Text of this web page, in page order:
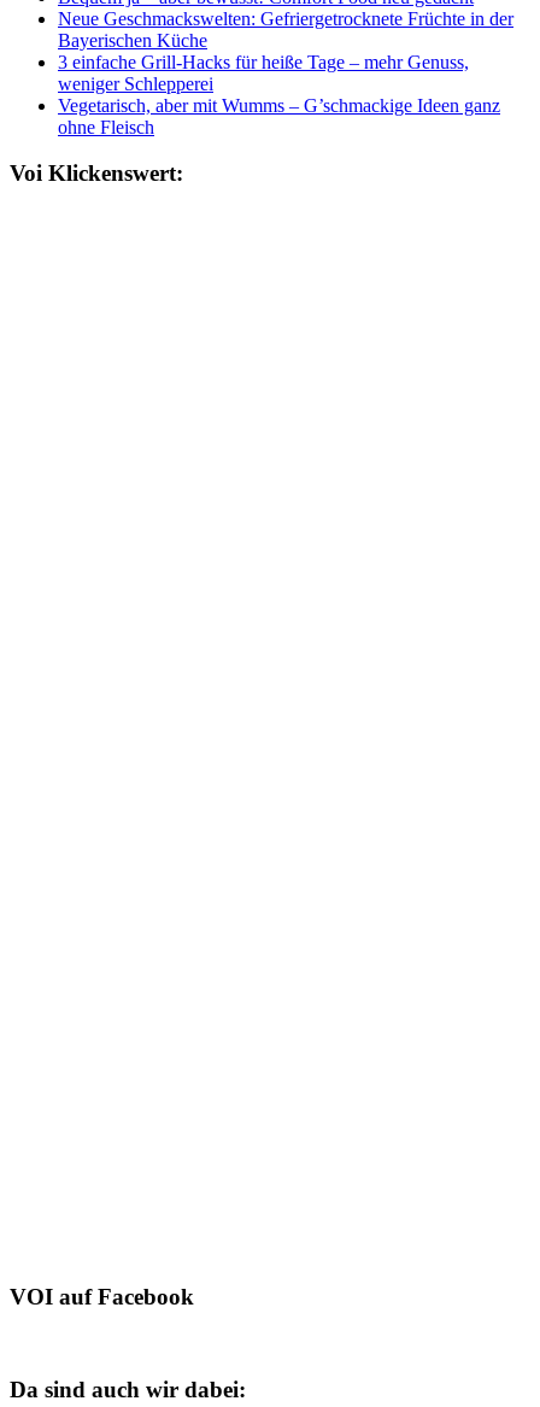
Neue Geschmackswelten: Gefriergetrocknete Früchte in der
Bayerischen Küche
3 einfache Grill-Hacks für heiße Tage – mehr Genuss,
weniger Schlepperei
Vegetarisch, aber mit Wumms – G’schmackige Ideen ganz
ohne Fleisch
Voi Klickenswert:
VOI auf Facebook
Da sind auch wir dabei: